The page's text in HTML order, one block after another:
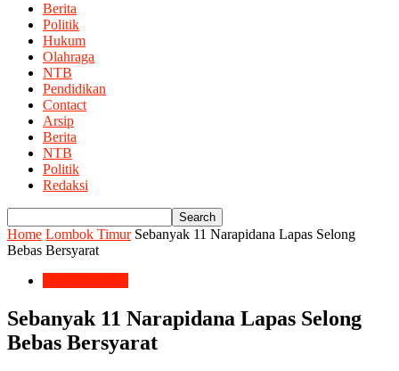
Berita
Politik
Hukum
Olahraga
NTB
Pendidikan
Contact
Arsip
Berita
NTB
Politik
Redaksi
Home Lombok Timur Sebanyak 11 Narapidana Lapas Selong
Bebas Bersyarat
Sebanyak 11 Narapidana Lapas Selong
Bebas Bersyarat